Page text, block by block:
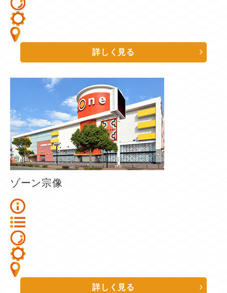
詳しく見る
ゾーン宗像
詳しく見る